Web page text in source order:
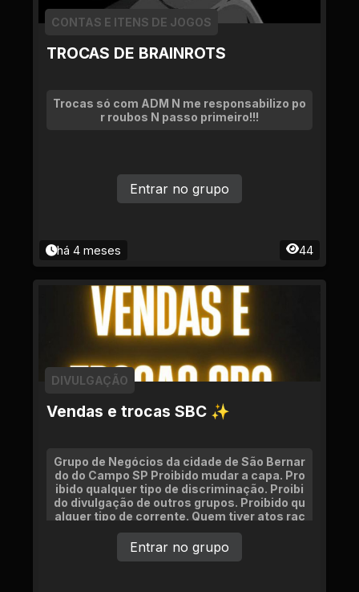
TROCAS DE BRAINROTS
CONTAS E ITENS DE JOGOS
Trocas só com ADM N me responsabilizo po
r roubos N passo primeiro!!!
há 4 meses 44
Entrar no grupo
Vendas e trocas SBC ✨
DIVULGAÇÃO
Grupo de Negócios da cidade de São Bernar
do do Campo SP Proibido mudar a capa. Pro
ibido qualquer tipo de discriminação. Proibi
do divulgação de outros grupos. Proibido qu
alquer tipo de corrente. Quem tiver atos rac
istas, vai ser removido, sem direito de defe
sa. Seja um membro ativo, pois se ficar na
moita será removido. Proibido invadir o pv s
Entrar no grupo